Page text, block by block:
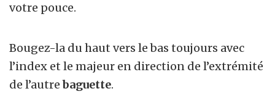
votre pouce.
Bougez-la du haut vers le bas toujours avec
l’index et le majeur en direction de l’extrémité
de l’autrebaguette.